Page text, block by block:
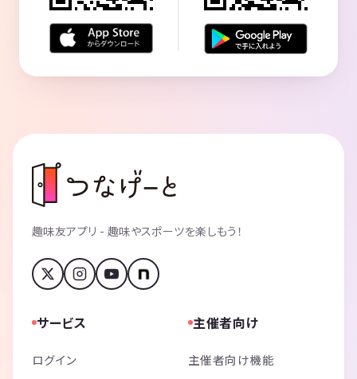
趣味友アプリ - 趣味やスポーツを楽しもう！
サービス
ログイン
主催者向け
主催者向け機能